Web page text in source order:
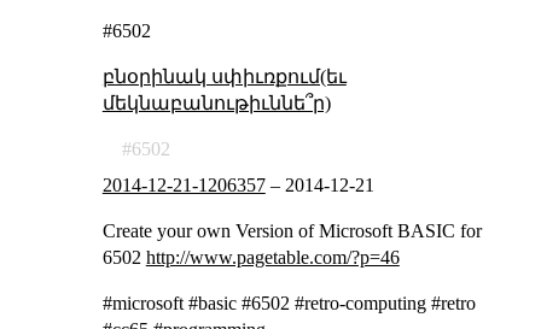
#6502
բնօրինակ սփիւռքում(եւ
մեկնաբանութիւննե՞ր)
6502
2014-12-21-1206357– 2014-12-21
Create your own Version of Microsoft BASIC for
6502 http://www.pagetable.com/?p=46
#microsoft #basic #6502 #retro-computing #retro